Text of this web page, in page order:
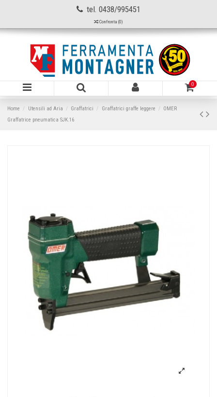
tel. 0438/995451
Confronta (0)
0
Home Utensili ad Aria Graffatrici Graffatrici graffe leggere
OMER
Graffatrice pneumatica SJK.16